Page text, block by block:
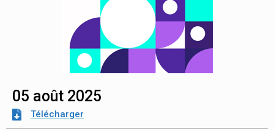
05 août 2025
Télécharger